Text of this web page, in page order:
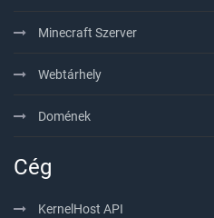
Minecraft Szerver
Webtárhely
Domének
Cég
KernelHost API